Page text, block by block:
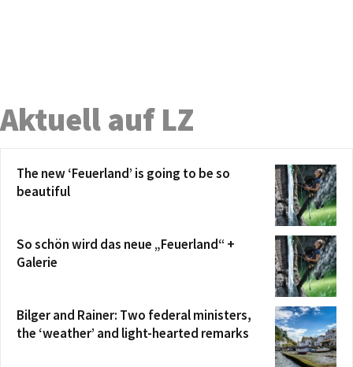
Aktuell auf LZ
The new ‘Feuerland’ is going to be so
beautiful
So schön wird das neue „Feuerland“ +
Galerie
Bilger and Rainer: Two federal ministers,
the ‘weather’ and light-hearted remarks